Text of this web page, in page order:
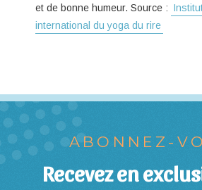
et de bonne humeur. Source :
international du yoga du rire
ABONNEZ-
Recevez en